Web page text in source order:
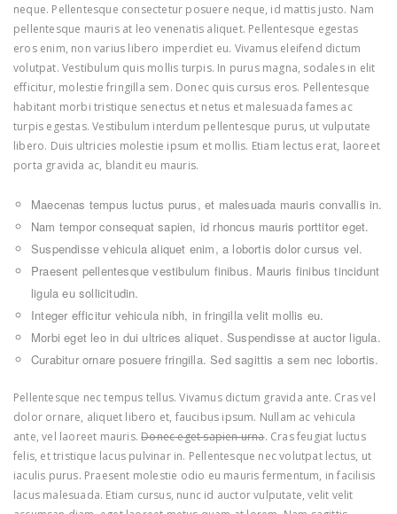
neque. Pellentesque consectetur posuere neque, id mattis justo. Nam
pellentesque mauris at leo venenatis aliquet. Pellentesque egestas
eros enim, non varius libero imperdiet eu. Vivamus eleifend dictum
volutpat. Vestibulum quis mollis turpis. In purus magna, sodales in elit
efficitur, molestie fringilla sem. Donec quis cursus eros. Pellentesque
habitant morbi tristique senectus et netus et malesuada fames ac
turpis egestas. Vestibulum interdum pellentesque purus, ut vulputate
libero. Duis ultricies molestie ipsum et mollis. Etiam lectus erat, laoreet
porta gravida ac, blandit eu mauris.
Maecenas tempus luctus purus, et malesuada mauris convallis in.
Nam tempor consequat sapien, id rhoncus mauris porttitor eget.
Suspendisse vehicula aliquet enim, a lobortis dolor cursus vel.
Praesent pellentesque vestibulum finibus. Mauris finibus tincidunt
ligula eu sollicitudin.
Integer efficitur vehicula nibh, in fringilla velit mollis eu.
Morbi eget leo in dui ultrices aliquet. Suspendisse at auctor ligula.
Curabitur ornare posuere fringilla. Sed sagittis a sem nec lobortis.
Pellentesque nec tempus tellus. Vivamus dictum gravida ante. Cras vel
dolor ornare, aliquet libero et, faucibus ipsum. Nullam ac vehicula
ante, vel laoreet mauris.Donec eget sapien urna. Cras feugiat luctus
felis, et tristique lacus pulvinar in. Pellentesque nec volutpat lectus, ut
iaculis purus. Praesent molestie odio eu mauris fermentum, in facilisis
lacus malesuada. Etiam cursus, nunc id auctor vulputate, velit velit